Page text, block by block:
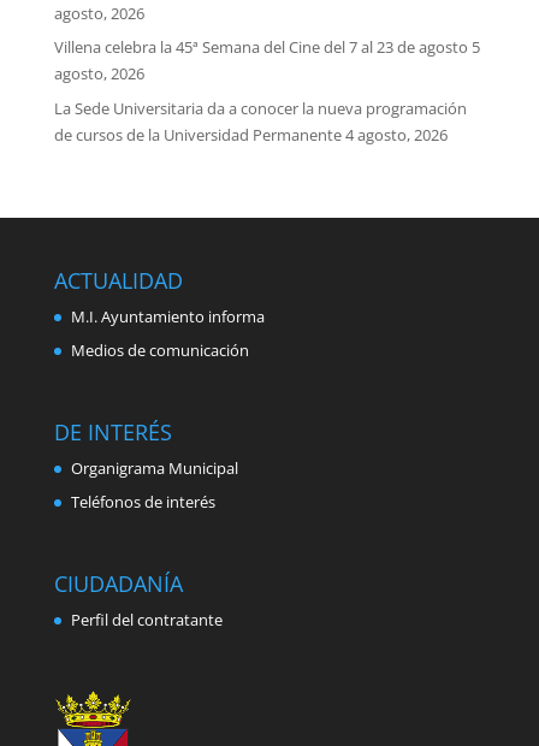
agosto, 2026
Villena celebra la 45ª Semana del Cine del 7 al 23 de agosto 5
agosto, 2026
La Sede Universitaria da a conocer la nueva programación
de cursos de la Universidad Permanente4 agosto, 2026
ACTUALIDAD
M.I. Ayuntamiento informa
Medios de comunicación
DE INTERÉS
Organigrama Municipal
Teléfonos de interés
CIUDADANÍA
Perfil del contratante